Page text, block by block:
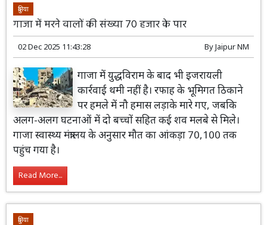
दुनिया
गाजा में मरने वालों की संख्या 70 हजार के पार
02 Dec 2025 11:43:28 ByJaipur NM
गाजा में युद्धविराम के बाद भी इजरायली
कार्रवाई थमी नहीं है। रफाह के भूमिगत ठिकाने
पर हमले में नौ हमास लड़ाके मारे गए, जबकि
अलग-अलग घटनाओं में दो बच्चों सहित कई शव मलबे से मिले।
गाजा स्वास्थ्य मंत्रालय के अनुसार मौत का आंकड़ा 70,100 तक
पहुंच गया है।
Read More...
दुनिया